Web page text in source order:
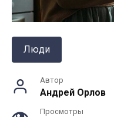
Люди
Автор
Андрей Орлов
Просмотры